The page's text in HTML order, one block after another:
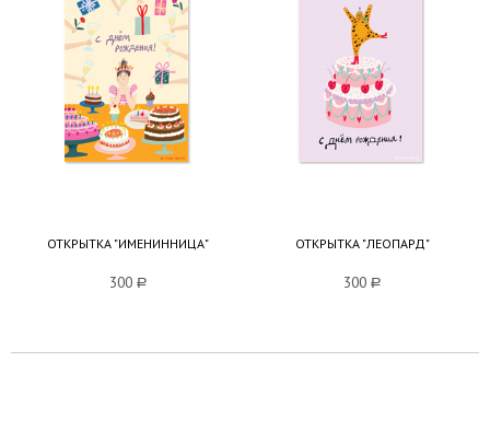
ОТКРЫТКА "ИМЕНИННИЦА"
300 a
ОТКРЫТКА "ЛЕОПАРД"
300 a